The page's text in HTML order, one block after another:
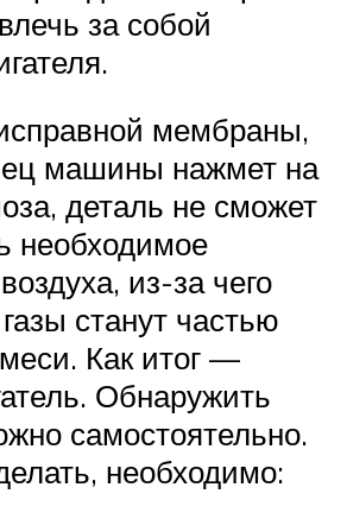
за собой
мембраны,
машины нажмет на
деталь не сможет
необходимое
из-за чего
станут частью
Как итог —
Обнаружить
самостоятельно.
необходимо: